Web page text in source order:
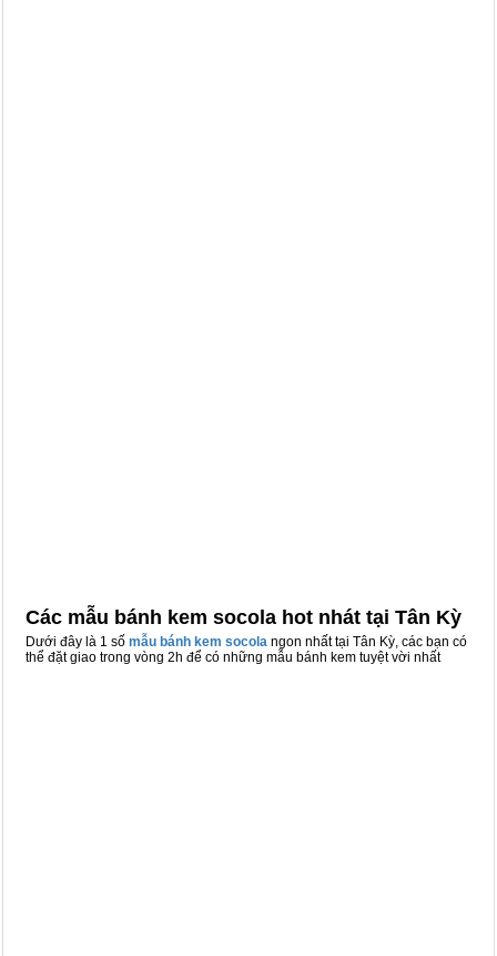
Các mẫu bánh kem socola hot nhát tại Tân Kỳ
Dưới đây là 1 số mẫu bánh kem socola ngon nhất tại Tân Kỳ, các bạn có
thể đặt giao trong vòng 2h để có những mẫu bánh kem tuyệt vời nhất